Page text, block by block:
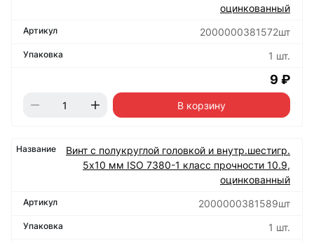
оцинкованный
2000000381572шт
1 шт.
9 ₽
В корзину
Винт с полукруглой головкой и внутр.шестигр.
5х10 мм ISO 7380-1 класс прочности 10.9,
оцинкованный
2000000381589шт
1 шт.